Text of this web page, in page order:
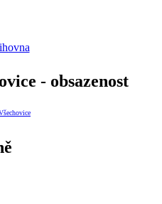
- obsazenost